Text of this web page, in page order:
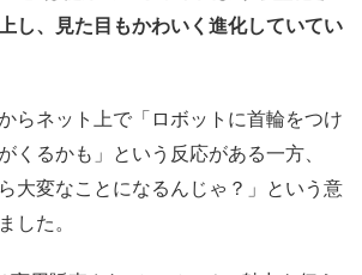
し、
見た目もかわいく進化していてい
らネット上で「ロボットに首輪をつけ
くるかも」という反応がある一方、
大変なことになるんじゃ？」という意
した。